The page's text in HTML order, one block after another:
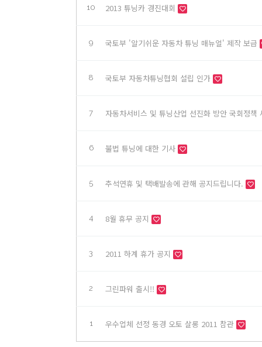
10 2013 튜닝카 경진대회
9 국토부 '알기쉬운 자동차 튜닝 매뉴얼' 제작 보급
8 국토부 자동차튜닝협회 설립 인가
7 자동차서비스 및 튜닝산업 선진화 방안 국회정책
6 불법 튜닝에 대한 기사
5 추석연휴 및 택배발송에 관해 공지드립니다.
4 8월 휴무 공지
3 2011 하계 휴가 공지
2 그린파워 출시!!
1 우수업체 선정 동경 오토 살롱 2011 참관